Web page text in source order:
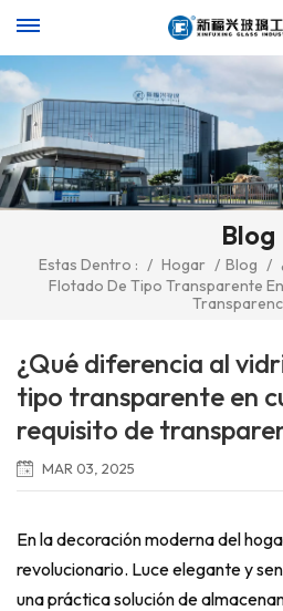
Blog
Estas Dentro : / Hogar / Blog /
Flotado De Tipo Transparente
¿Qué diferencia al
tipo transparente en
requisito de
MAR 03, 2025
En la decoración moderna del
revolucionario. Luce elegante y
una práctica solución de